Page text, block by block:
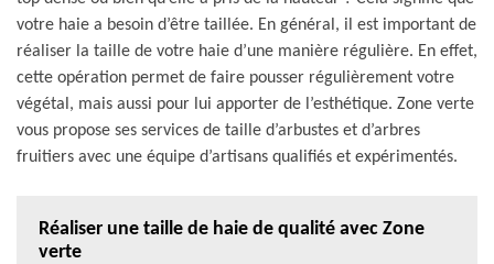
votre haie a besoin d’être taillée. En général, il est important de
réaliser la taille de votre haie d’une manière régulière. En effet,
cette opération permet de faire pousser régulièrement votre
végétal, mais aussi pour lui apporter de l’esthétique. Zone verte
vous propose ses services de taille d’arbustes et d’arbres
fruitiers avec une équipe d’artisans qualifiés et expérimentés.
Réaliser une taille de haie de qualité avec Zone
verte